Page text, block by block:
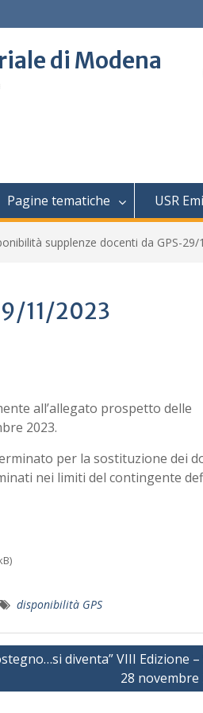
di Modena
Pagine tematiche USR
supplenze docenti da GPS-
11/2023
all’allegato prospetto delle
2023.
per la sostituzione dei
nei limiti del contingente
disponibilità GPS
diventa” VIII Edizione –
28 novembre